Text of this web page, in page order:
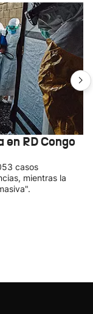
RD Congo
casos
mientras la